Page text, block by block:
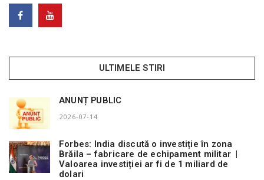
ULTIMELE STIRI
ANUNȚ PUBLIC
2026-07-14
Forbes: India discută o investiție în zona
Brăila – fabricare de echipament militar |
Valoarea investiției ar fi de 1 miliard de
dolari